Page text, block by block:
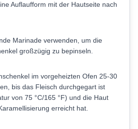
Auflaufform mit der Hautseite nach
Marinade verwenden, um die
großzügig zu bepinseln.
im vorgeheizten Ofen 25-30
bis das Fleisch durchgegart ist
von 75 °C/165 °F) und die Haut
erreicht hat.